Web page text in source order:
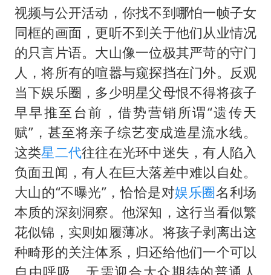
视频与公开活动，你找不到哪怕一帧子女
同框的画面，更听不到关于他们从业情况
的只言片语。大山像一位极其严苛的守门
人，将所有的喧嚣与窥探挡在门外。反观
当下娱乐圈，多少明星父母恨不得将孩子
早早推至台前，借势营销所谓“遗传天
赋”，甚至将亲子综艺变成造星流水线。
这类星二代往往在光环中迷失，有人陷入
负面丑闻，有人在巨大落差中难以自处。
大山的“不曝光”，恰恰是对娱乐圈名利场
本质的深刻洞察。他深知，这行当看似繁
花似锦，实则如履薄冰。将孩子剥离出这
种畸形的关注体系，归还给他们一个可以